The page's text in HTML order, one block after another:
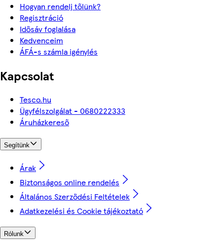
Hogyan rendelj tőlünk?
Regisztráció
Idősáv foglalása
Kedvenceim
ÁFÁ-s számla igénylés
Kapcsolat
Tesco.hu
Ügyfélszolgálat - 0680222333
Áruházkereső
Segítünk
Árak
Biztonságos online rendelés
Általános Szerződési Feltételek
Adatkezelési és Cookie tájékoztató
Rólunk